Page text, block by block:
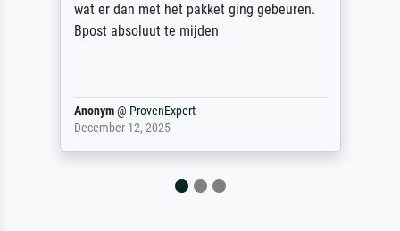
Dank!
Reinhold,@ProvenExpert
April 22, 2026